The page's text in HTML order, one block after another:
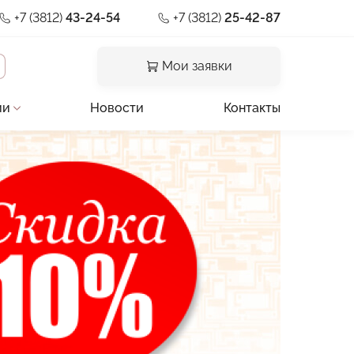
+7 (3812) 43-24-54 +7 (3812) 25-42-87
Мои заявки
отзывы
документация
Новости Контакты